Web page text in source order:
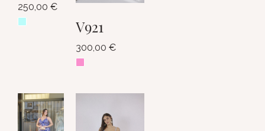
250,00 €
V921
300,00 €